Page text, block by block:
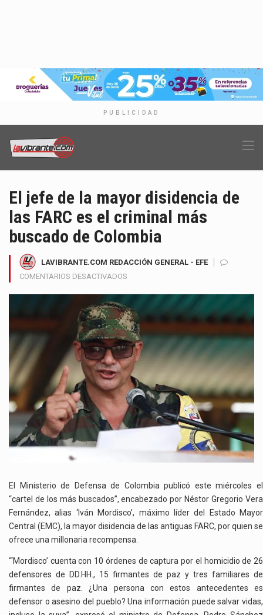
PUBLICIDAD
El jefe de la mayor disidencia de
las FARC es el criminal más
buscado de Colombia
LAVIBRANTE.COM REDACCIÓN GENERAL - EFE
COMENTARIOS DESACTIVADOS
DE
LA
MAYOR
DISIDENCIA
DE
LAS
FARC
ES
EL
CRIMINAL
El Ministerio de Defensa de Colombia publicó este miércoles el
“cartel de los más buscados”, encabezado por Néstor Gregorio Vera
Fernández, alias ‘Iván Mordisco’, máximo líder del Estado Mayor
Central (EMC), la mayor disidencia de las antiguas FARC, por quien se
ofrece una millonaria recompensa.
“‘Mordisco’ cuenta con 10 órdenes de captura por el homicidio de 26
defensores de DD.HH., 15 firmantes de paz y tres familiares de
firmantes de paz. ¿Una persona con estos antecedentes es
defensor o asesino del pueblo? Una información puede salvar vidas,